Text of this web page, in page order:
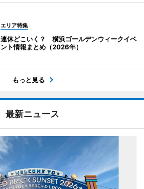
エリア特集
連休どこいく？ 横浜ゴールデンウィークイベ
ント情報まとめ（2026年）
もっと見る
最新ニュース